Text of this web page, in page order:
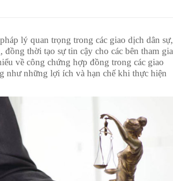
lý quan trọng trong các giao dịch dân sự,
thời tạo sự tin cậy cho các bên tham gia
về công chứng hợp đồng trong các giao
như những lợi ích và hạn chế khi thực hiện